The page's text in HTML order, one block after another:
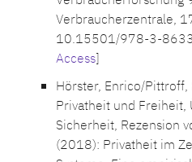
Verbraucherzentrale,
10.15501/978-3-
Access]
Hörster, Enrico/
Privatheit und Freiheit,
Sicherheit, Rezension
(2018): Privatheit im